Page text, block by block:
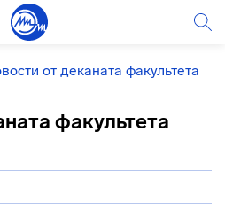
от деканата факультета
факультета